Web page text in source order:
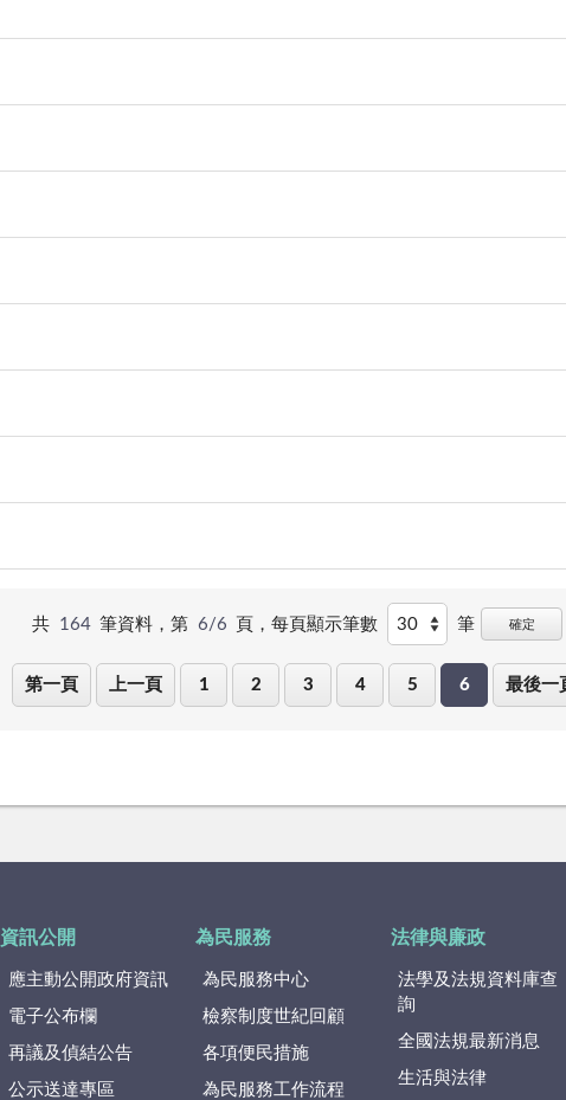
共 164 筆資料，第 6/6 頁，每頁顯示筆數 筆 確定
第一頁 上一頁 1 2 3 4 5 6 最後一
資訊公開
應主動公開政府資訊
電子公布欄
再議及偵結公告
公示送達專區
為民服務
為民服務中心
檢察制度世紀回顧
各項便民措施
為民服務工作流程
法律與廉政
法學及法規資料庫查
詢
全國法規最新消息
生活與法律